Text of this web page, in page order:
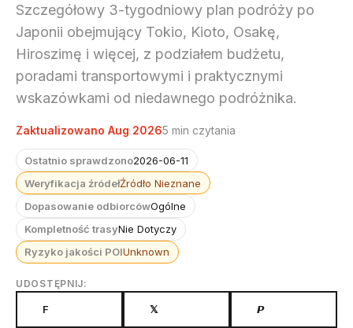
Szczegółowy 3-tygodniowy plan podróży po
Japonii obejmujący Tokio, Kioto, Osakę,
Hiroszimę i więcej, z podziałem budżetu,
poradami transportowymi i praktycznymi
wskazówkami od niedawnego podróżnika.
Zaktualizowano Aug 20265 min czytania
Ostatnio sprawdzono2026-06-11
Weryfikacja źródełŹródło Nieznane
Dopasowanie odbiorcówOgólne
Kompletność trasyNie Dotyczy
Ryzyko jakości POIUnknown
UDOSTĘPNIJ:
F 𝕏 𝙋